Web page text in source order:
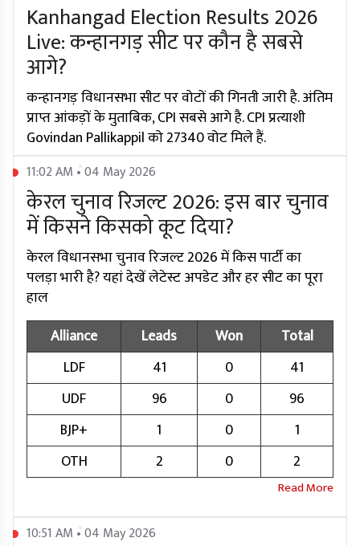
Kanhangad Election Results 2026
Live: कन्हानगड़ सीट पर कौन है सबसे
आगे?
कन्हानगड़ विधानसभा सीट पर वोटों की गिनती जारी है. अंतिम
प्राप्त आंकड़ों के मुताबिक, CPI सबसे आगे है. CPI प्रत्याशी
Govindan Pallikappil को 27340 वोट मिले हैं.
11:02 AM • 04 May 2026
केरल चुनाव रिजल्ट 2026: इस बार चुनाव
में किसने किसको कूट दिया?
केरल विधानसभा चुनाव रिजल्ट 2026 में किस पार्टी का
पलड़ा भारी है? यहां देखें लेटेस्ट अपडेट और हर सीट का पूरा
हाल
Alliance
Leads Won
Total
LDF
41 0
41
UDF
96 0
96
BJP+
1 0
1
OTH
2 0 2
10:51 AM • 04 May 2026